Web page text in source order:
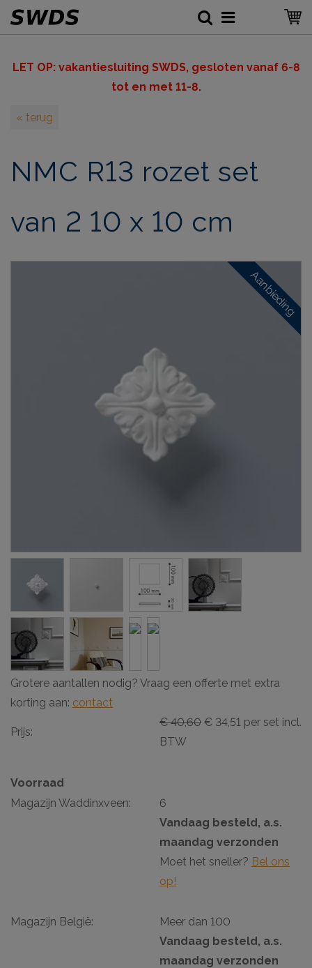
LET OP: vakantiesluiting SWDS, gesloten vanaf 6-8
tot en met 11-8.
« terug
NMC R13 rozet set
van 2 10 x 10 cm
Aanbieding
Grotere aantallen nodig? Vraag een offerte met extra
korting aan: contact
Prijs:
€ 40,60 € 34,51 per set incl.
BTW
Voorraad
Magazijn Waddinxveen:
6
Vandaag besteld, a.s.
maandag verzonden
Moet het sneller? Bel ons
op!
Magazijn België:
Meer dan 100
Vandaag besteld, a.s.
maandag verzonden